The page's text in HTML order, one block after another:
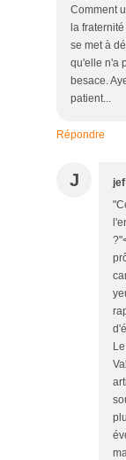
Comment
la
se met à
qu'elle n'a
besace.
patient...
Répondre
J jef